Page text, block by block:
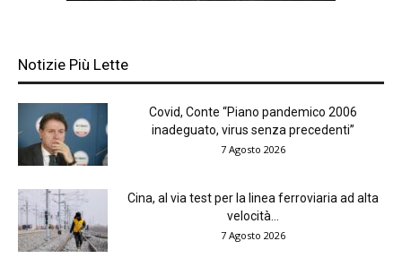
Notizie Più Lette
Covid, Conte “Piano pandemico 2006
inadeguato, virus senza precedenti”
7 Agosto 2026
Cina, al via test per la linea ferroviaria ad alta
velocità...
7 Agosto 2026